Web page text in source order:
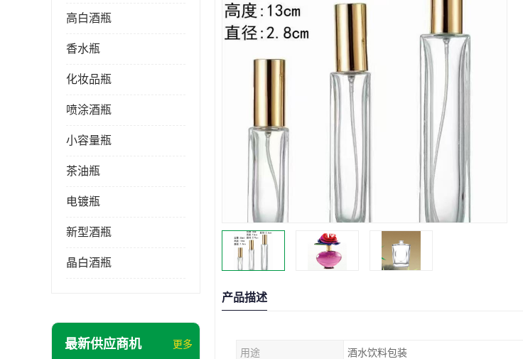
高白酒瓶
香水瓶
化妆品瓶
喷涂酒瓶
小容量瓶
茶油瓶
电镀瓶
新型酒瓶
晶白酒瓶
最新供应商机 更多
产品描述
用途 酒水饮料包装